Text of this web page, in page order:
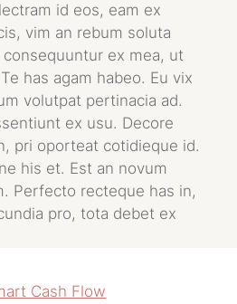
id eos, eam ex
vim an rebum soluta
ex mea, ut
has agam habeo. Eu vix
volutpat pertinacia ad.
ex usu. Decore
pri oporteat cotidieque id.
his et. Est an novum
Perfecto recteque has in,
pro, tota debet ex
Cash Flow